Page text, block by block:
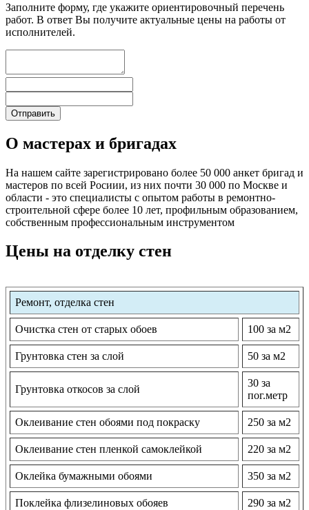
Заполните форму, где укажите ориентировочный перечень
работ. В ответ Вы получите актуальные цены на работы от
исполнителей.
О мастерах и бригадах
На нашем сайте зарегистрировано более 50 000 анкет бригад и
мастеров по всей Росиии, из них почти 30 000 по Москве и
области - это специалисты с опытом работы в ремонтно-
строительной сфере более 10 лет, профильным образованием,
собственным профессиональным инструментом
Цены на отделку стен
Ремонт, отделка стен
Очистка стен от старых обоев 100 за м2
Грунтовка стен за слой 50 за м2
Грунтовка откосов за слой
30 за
пог.метр
Оклеивание стен обоями под покраску 250 за м2
Оклеивание стен пленкой самоклейкой 220 за м2
Оклейка бумажными обоями 350 за м2
Поклейка флизелиновых обояев 290 за м2